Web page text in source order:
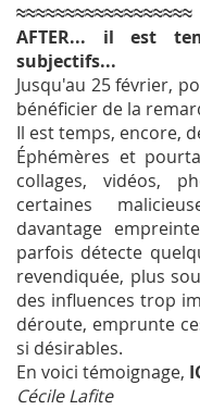
≈≈≈≈≈≈≈≈≈≈≈≈≈≈≈≈≈≈
AFTER... il est
subjectifs...
Jusqu'au 25 février,
bénéficier de la
Il est temps, encore,
Éphémères et
collages, vidéos,
certaines
davantage
parfois détecte
revendiquée, plus
des influences trop
déroute, emprunte
si désirables.
En voici témoignage,
Cécile Lafite